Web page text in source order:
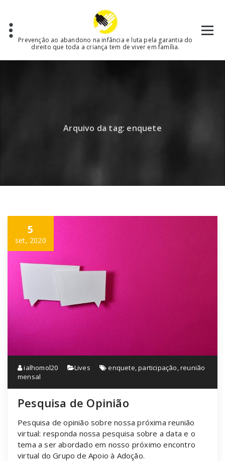
content
Prevenção ao abandono na infância e luta pela garantia do
direito que toda a criança tem de viver em família.
Arquivo da tag: enquete
5
set, 2020
ialhomol20 Lives enquete ,participação ,reunião
mensal
Pesquisa de Opinião
Pesquisa de opinião sobre nossa próxima reunião
virtual: responda nossa pesquisa sobre a data e o
tema a ser abordado em nosso próximo encontro
virtual do Grupo de Apoio à Adoção.